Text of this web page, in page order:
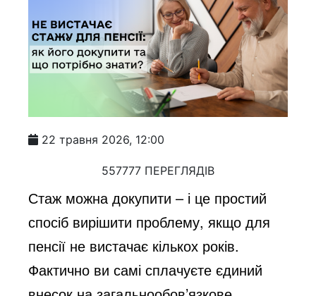
22 травня 2026, 12:00
557777 ПЕРЕГЛЯДІВ
Стаж можна докупити – і це простий
спосіб вирішити проблему, якщо для
пенсії не вистачає кількох років.
Фактично ви самі сплачуєте єдиний